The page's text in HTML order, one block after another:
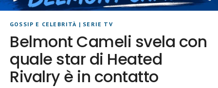
GOSSIP E CELEBRITÀ | SERIE TV
Belmont Cameli svela con
quale star di Heated
Rivalry è in contatto